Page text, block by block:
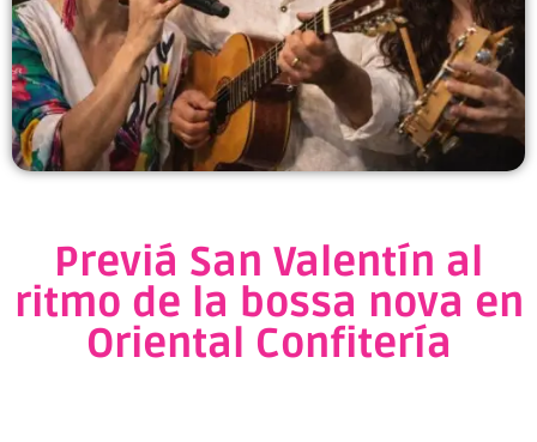
Previá San Valentín al
ritmo de la bossa nova en
Oriental Confitería